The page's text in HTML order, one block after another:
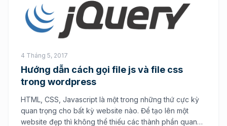
4 Tháng 5, 2017
Hướng dẫn cách gọi file js và file css
trong wordpress
HTML, CSS, Javascript là một trong những thứ cực kỳ
quan trọng cho bất kỳ website nào. Để tạo lên một
website đẹp thì không thể thiếu các thành phần quan